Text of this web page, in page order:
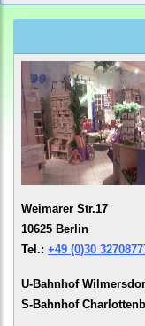
Weimarer Str.17
10625 Berlin
Tel.: +49 (0)30
U-Bahnhof
S-Bahnhof